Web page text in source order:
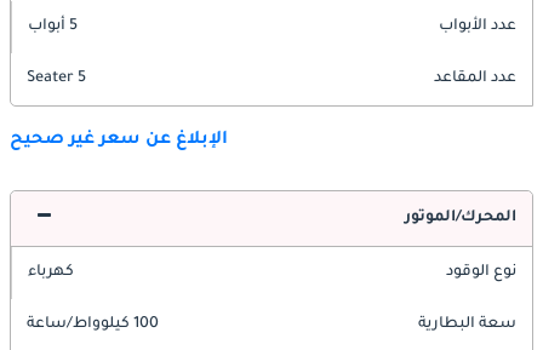
عدد الأبواب 5 أبواب
عدد المقاعد 5 Seater
الإبلاغ عن سعر غير صحيح
المحرك/الموتور
نوع الوقود كهرباء
سعة البطارية 100 كيلوواط/ساعة